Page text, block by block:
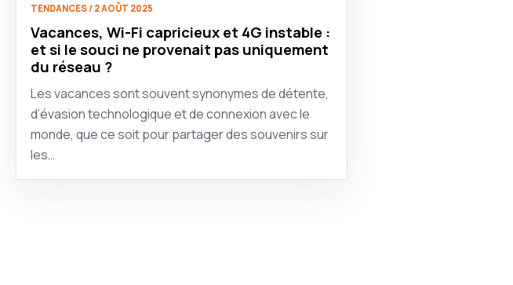
TENDANCES / 2 AOÛT 2025
Vacances, Wi-Fi capricieux et 4G instable :
et si le souci ne provenait pas uniquement
du réseau ?
Les vacances sont souvent synonymes de détente,
d’évasion technologique et de connexion avec le
monde, que ce soit pour partager des souvenirs sur
les…